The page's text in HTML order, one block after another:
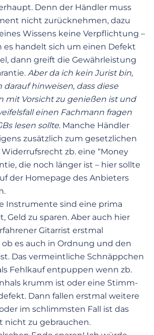
Denn der Händler muss
nicht zurücknehmen, dazu
Wissens keine Verpflichtung –
es handelt sich um einen Defekt
dann greift die Gewährleistung
Aber da ich kein Jurist bin,
darauf hinweisen, dass diese
mit Vorsicht zu genießen ist und
einen Fachmann fragen
lesen sollte. Manche Händler
zusätzlich zum gesetzlichen
zb. eine “Money
die noch länger ist – hier sollte
der Homepage des Anbieters
Instrumente sind eine prima
Geld zu sparen. Aber auch hier
Gitarrist erstmal
es auch in Ordnung und den
Das vermeintliche Schnäppchen
Fehlkauf entpuppen wenn zb.
krumm ist oder eine Stimm-
Dann fallen erstmal weitere
im schlimmsten Fall ist das
nicht zu gebrauchen.